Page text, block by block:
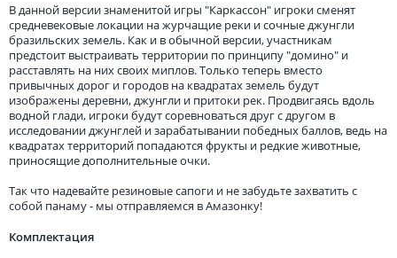
В данной версии знаменитой игры "Каркассон" игроки сменят
средневековые локации на журчащие реки и сочные джунгли
бразильских земель. Как и в обычной версии, участникам
предстоит выстраивать территории по принципу "домино" и
расставлять на них своих миплов. Только теперь вместо
привычных дорог и городов на квадратах земель будут
изображены деревни, джунгли и притоки рек. Продвигаясь вдоль
водной глади, игроки будут соревноваться друг с другом в
исследовании джунглей и зарабатывании победных баллов, ведь на
квадратах территорий попадаются фрукты и редкие животные,
приносящие дополнительные очки.
Так что надевайте резиновые сапоги и не забудьте захватить с
собой панаму - мы отправляемся в Амазонку!
Комплектация